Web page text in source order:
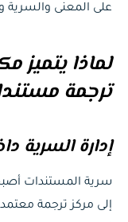
على المعنى والسرية
لماذا
ترجمة
إدارة السرية
سرية المستندات
إلى مركز ترجمة معتمد